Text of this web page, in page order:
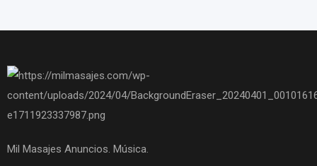
Mil Masajes Anuncios. Música.